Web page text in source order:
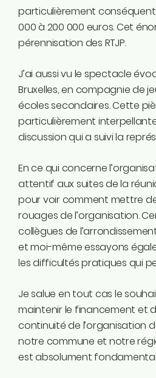
particulièrement conséquent
000 à 200 000 euros. Cet
pérennisation des RTJP.
J’ai aussi vu le spectacle
Bruxelles, en compagnie de
écoles secondaires. Cette
particulièrement
discussion qui a suivi la
En ce qui concerne
attentif aux suites de la
pour voir comment mettre de
rouages de l’organisation.
collègues de
et moi-même essayons
les difficultés pratiques qui
Je salue en tout cas le
maintenir le financement et
continuité de l’organisation
notre commune et notre
est absolument